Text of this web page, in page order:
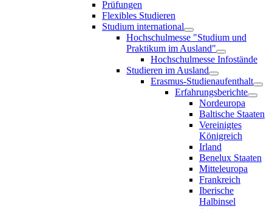
Prüfungen
Flexibles Studieren
Studium international
Hochschulmesse "Studium und
Praktikum im Ausland"
Hochschulmesse Infostände
Studieren im Ausland
Erasmus-Studienaufenthalt
Erfahrungsberichte
Nordeuropa
Baltische Staaten
Vereinigtes
Königreich
Irland
Benelux Staaten
Mitteleuropa
Frankreich
Iberische
Halbinsel